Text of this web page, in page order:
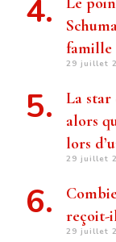
famille
29 juillet
La star
alors
lors
29 juillet
reçoit-
29 juillet